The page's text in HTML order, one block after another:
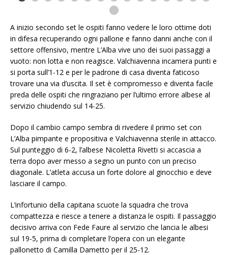
A inizio secondo set le ospiti fanno vedere le loro ottime doti
in difesa recuperando ogni pallone e fanno danni anche con il
settore offensivo, mentre L’Alba vive uno dei suoi passaggi a
vuoto: non lotta e non reagisce. Valchiavenna incamera punti e
si porta sull’1-12 e per le padrone di casa diventa faticoso
trovare una via d’uscita. Il set è compromesso e diventa facile
preda delle ospiti che ringraziano per l’ultimo errore albese al
servizio chiudendo sul 14-25.
Dopo il cambio campo sembra di rivedere il primo set con
L’Alba pimpante e propositiva e Valchiavenna sterile in attacco.
Sul punteggio di 6-2, l’albese Nicoletta Rivetti si accascia a
terra dopo aver messo a segno un punto con un preciso
diagonale. L’atleta accusa un forte dolore al ginocchio e deve
lasciare il campo.
L’infortunio della capitana scuote la squadra che trova
compattezza e riesce a tenere a distanza le ospiti. Il passaggio
decisivo arriva con Fede Faure al servizio che lancia le albesi
sul 19-5, prima di completare l’opera con un elegante
pallonetto di Camilla Dametto per il 25-12.